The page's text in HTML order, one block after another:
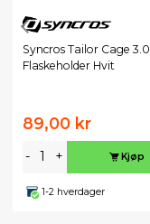
Syncros Tailor Cage 3.0
Flaskeholder Hvit
89,00 kr
- + Kjøp
1-2 hverdager